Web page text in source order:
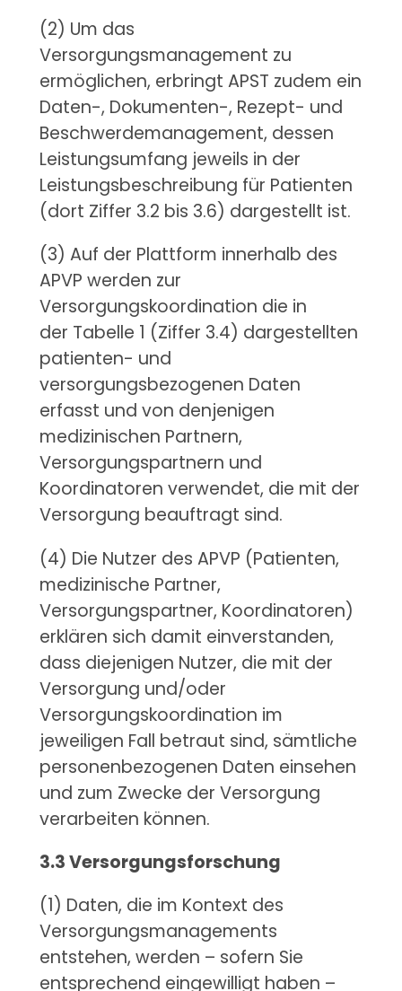
(2) Um das
Versorgungsmanagement zu
ermöglichen, erbringt APST zudem ein
Daten-, Dokumenten-, Rezept- und
Beschwerdemanagement, dessen
Leistungsumfang jeweils in der
Leistungsbeschreibung für Patienten
(dort Ziffer 3.2 bis 3.6) dargestellt ist.
(3) Auf der Plattform innerhalb des
APVP werden zur
Versorgungskoordination die in
der Tabelle 1 (Ziffer 3.4) dargestellten
patienten- und
versorgungsbezogenen Daten
erfasst und von denjenigen
medizinischen Partnern,
Versorgungspartnern und
Koordinatoren verwendet, die mit der
Versorgung beauftragt sind.
(4) Die Nutzer des APVP (Patienten,
medizinische Partner,
Versorgungspartner, Koordinatoren)
erklären sich damit einverstanden,
dass diejenigen Nutzer, die mit der
Versorgung und/oder
Versorgungskoordination im
jeweiligen Fall betraut sind, sämtliche
personenbezogenen Daten einsehen
und zum Zwecke der Versorgung
verarbeiten können.
3.3 Versorgungsforschung
(1) Daten, die im Kontext des
Versorgungsmanagements
entstehen, werden – sofern Sie
entsprechend eingewilligt haben –